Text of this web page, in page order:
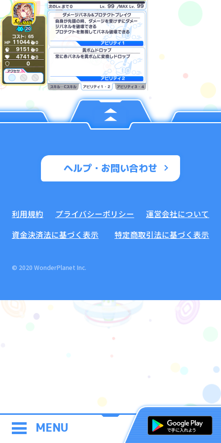
MENU
ヘルプ・お問い合わせ
利用規約 プライバシーポリシー
運営会社について
資金決済法に基づく表示
特定商取引法に基づく表示
© 2020 WonderPlanet Inc.